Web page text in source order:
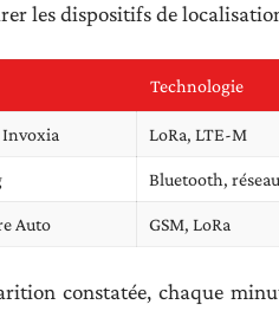
les dispositifs de
Technologie
Invoxia LoRa, LTE-M
Bluetooth,
Auto GSM, LoRa
constatée, chaque